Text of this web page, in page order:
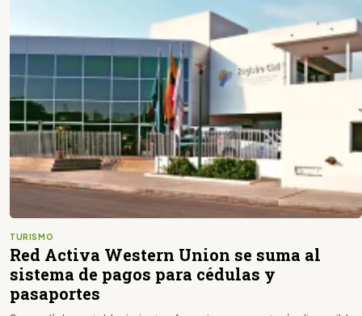
TURISMO
Red Activa Western Union se suma al
sistema de pagos para cédulas y
pasaportes